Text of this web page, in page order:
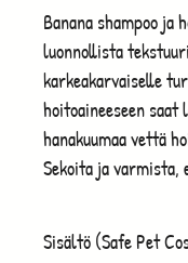
Banana shampoo
luonnollista
karkeakarvaiselle
hoitoaineeseen
hanakuumaa vettä
Sekoita ja
Sisältö (Safe Pet